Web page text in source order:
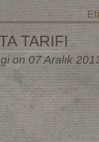
TARIFI
on 07 Aralık